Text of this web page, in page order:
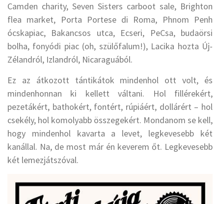
Camden charity, Seven Sisters carboot sale, Brighton
flea market, Porta Portese di Roma, Phnom Penh
ócskapiac, Bakancsos utca, Ecseri, PeCsa, budaörsi
bolha, fonyódi piac (oh, szülőfalum!), Lacika hozta Új-
Zélandról, Izlandról, Nicaraguából.
Ez az átkozott tántikátok mindenhol ott volt, és
mindenhonnan ki kellett váltani. Hol fillérekért,
pezetákért, bathokért, fontért, rúpiáért, dollárért – hol
csekély, hol komolyabb összegekért. Mondanom se kell,
hogy mindenhol kavarta a levet, legkevesebb két
kanállal. Na, de most már én keverem őt. Legkevesebb
két lemezjátszóval.